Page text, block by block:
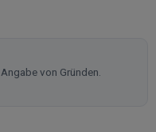
von Gründen.